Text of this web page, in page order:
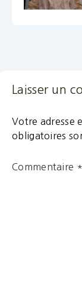
Laisser un
Votre adresse
obligatoires
Commentaire *